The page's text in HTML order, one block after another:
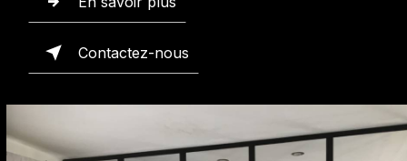
Contactez-nous